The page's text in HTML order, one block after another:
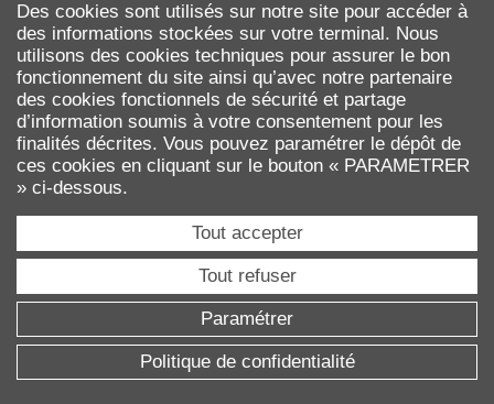
Des cookies sont utilisés sur notre site pour accéder à
des informations stockées sur votre terminal. Nous
utilisons des cookies techniques pour assurer le bon
fonctionnement du site ainsi qu’avec notre partenaire
des cookies fonctionnels de sécurité et partage
d’information soumis à votre consentement pour les
finalités décrites. Vous pouvez paramétrer le dépôt de
ces cookies en cliquant sur le bouton « PARAMETRER
» ci-dessous.
Tout accepter
Tout refuser
Paramétrer
Politique de confidentialité
Communautés
Accréditations et Labels